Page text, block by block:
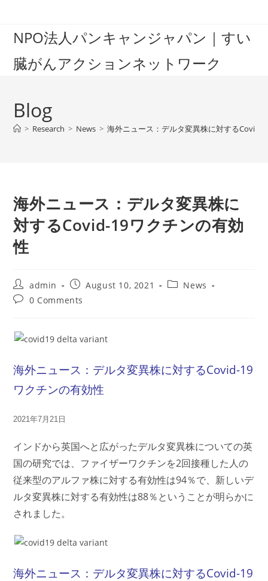
contentNPO法人パンキャンジャパン｜すい
臓がんアクションネットワーク
Blog
> Research > News > 海外ニュース：デルタ変異株に対するCovid-
海外ニュース：デルタ変異株に
対するCovid-19ワクチンの有効
性
Post
author:
admin
Post
published:
August 10, 2021
PostNews
Post0 Comments
海外ニュース：デルタ変異株に対するCovid-19
ワクチンの有効性
2021年7月21日
インドから英国へと広がったデルタ変異株についての英
国の研究では、ファイザーワクチンを2回接種した人の
従来型のアルファ株に対する有効性は94％で、新しいデ
ルタ変異株に対する有効性は88％ということが明らかに
されました。
海外ニュース：デルタ変異株に対するCovid-19